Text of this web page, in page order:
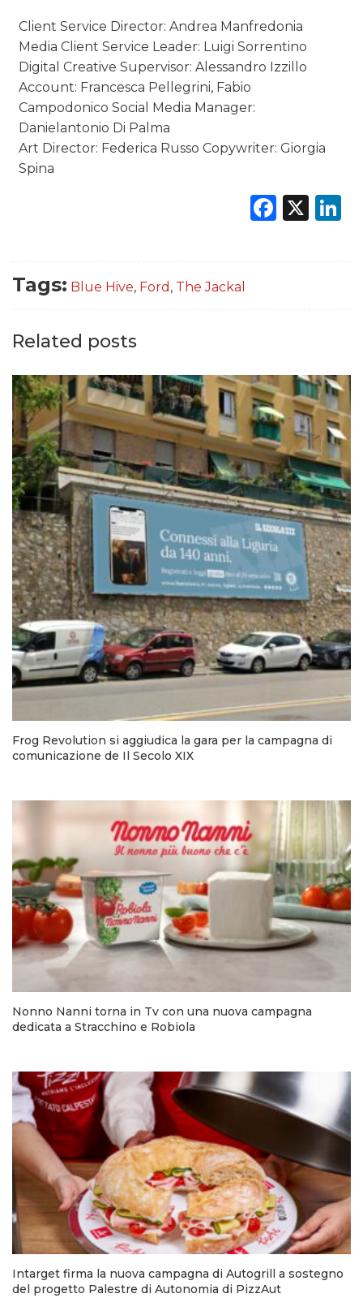
Client Service Director: Andrea Manfredonia
Media Client Service Leader: Luigi Sorrentino
Digital Creative Supervisor: Alessandro Izzillo
Account: Francesca Pellegrini, Fabio
Campodonico Social Media Manager:
Danielantonio Di Palma
Art Director: Federica Russo Copywriter: Giorgia
Spina
X
Tags: Blue Hive, Ford , The Jackal
Related posts
Frog Revolution si aggiudica la gara per la campagna di
comunicazione de Il Secolo XIX
Nonno Nanni torna in Tv con una nuova campagna
dedicata a Stracchino e Robiola
Intarget firma la nuova campagna di Autogrill a sostegno
del progetto Palestre di Autonomia di PizzAut